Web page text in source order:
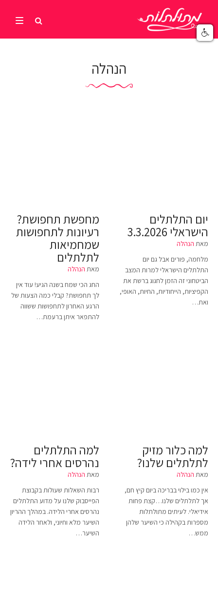
הנהלה
יום התלתלים
הישראלי 3.3.2026
מאת הנהלה
מלחמה, פורים אבל גם יום
התלתלים הישראלי למרות המצב
הביטחוני זה הזמן לחגוג ברשת את
הקפיציות, הייחודיות, החיות, האופי,
ואת…
מחפשת תחפושת?
רעיונות לתחפושות
שמחמיאות
לתלתלים
מאת הנהלה
החג הכי שמח בשנה הגיע! עוד אין
לך תחפושת? קבלי כמה הצעות של
הרגע האחרון לתחפושות ששווה
להתפאר איתן ברעמת…
למה כלור מזיק
לתלתלים שלנו?
מאת הנהלה
אין כמו בילוי בבריכה ביום קיץ חם,
אך לתלתלים שלנו…קצת פחות
אידיאלי. לעיתים מתולתלות
מספרות בקהילה כי השיער שלהן
ממש…
למה התלתלים
נהרסים אחרי לידה?
מאת הנהלה
רבות השאלות שעולות בקבוצת
הפייסבוק שלנו על מדוע התלתלים
נהרסים אחרי הלידה. במהלך ההריון
השיער מלא וחיוני, ולאחר הלידה
השיער…